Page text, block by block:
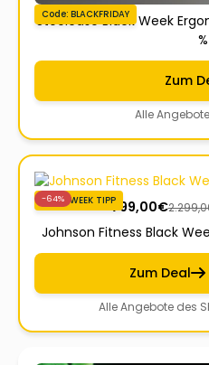
Code: BLACKFRIDAY
Steelcase Black Week
%
Zum
Alle
BLACKWEEK TIPP
-64% 799,00€
Johnson Fitness Black
Zum Deal
Alle Angebote des